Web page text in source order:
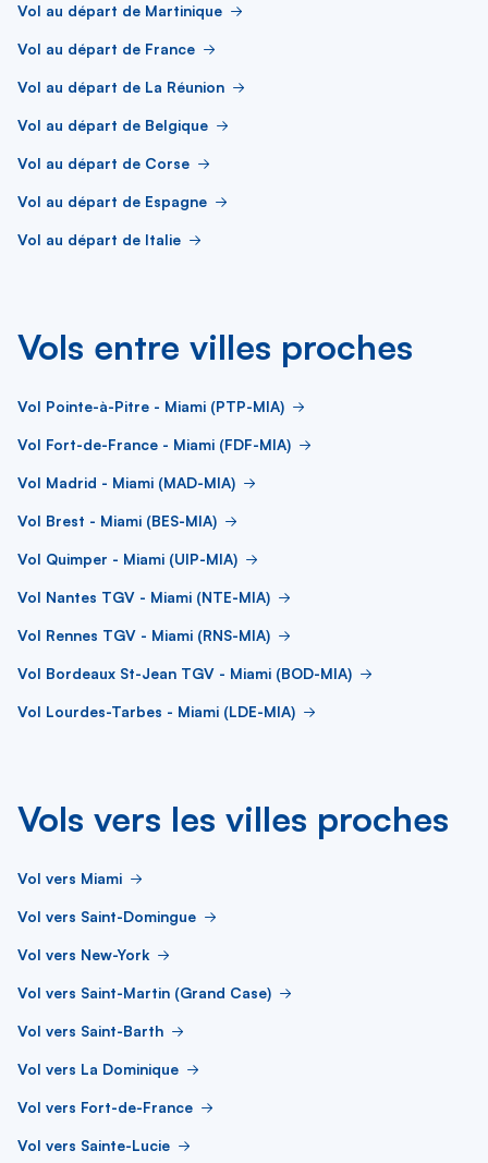
Vol au départ de Martinique
Vol au départ de France
Vol au départ de La Réunion
Vol au départ de Belgique
Vol au départ de Corse
Vol au départ de Espagne
Vol au départ de Italie
Vols entre villes proches
Vol Pointe-à-Pitre - Miami (PTP-MIA)
Vol Fort-de-France - Miami (FDF-MIA)
Vol Madrid - Miami (MAD-MIA)
Vol Brest - Miami (BES-MIA)
Vol Quimper - Miami (UIP-MIA)
Vol Nantes TGV - Miami (NTE-MIA)
Vol Rennes TGV - Miami (RNS-MIA)
Vol Bordeaux St-Jean TGV - Miami (BOD-MIA)
Vol Lourdes-Tarbes - Miami (LDE-MIA)
Vols vers les villes proches
Vol vers Miami
Vol vers Saint-Domingue
Vol vers New-York
Vol vers Saint-Martin (Grand Case)
Vol vers Saint-Barth
Vol vers La Dominique
Vol vers Fort-de-France
Vol vers Sainte-Lucie